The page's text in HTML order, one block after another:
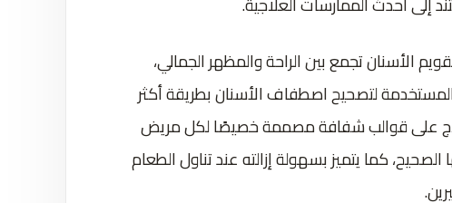
الأسنان تجمع بين الراحة والمظهر الجمالي،
لتصحيح اصطفاف الأسنان بطريقة أكثر
على قوالب شفافة مصممة خصيصًا لكل مريض
كما يتميز بسهولة إزالته عند تناول الطعام